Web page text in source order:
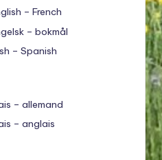
– French
– bokmål
– Spanish
– allemand
– anglais